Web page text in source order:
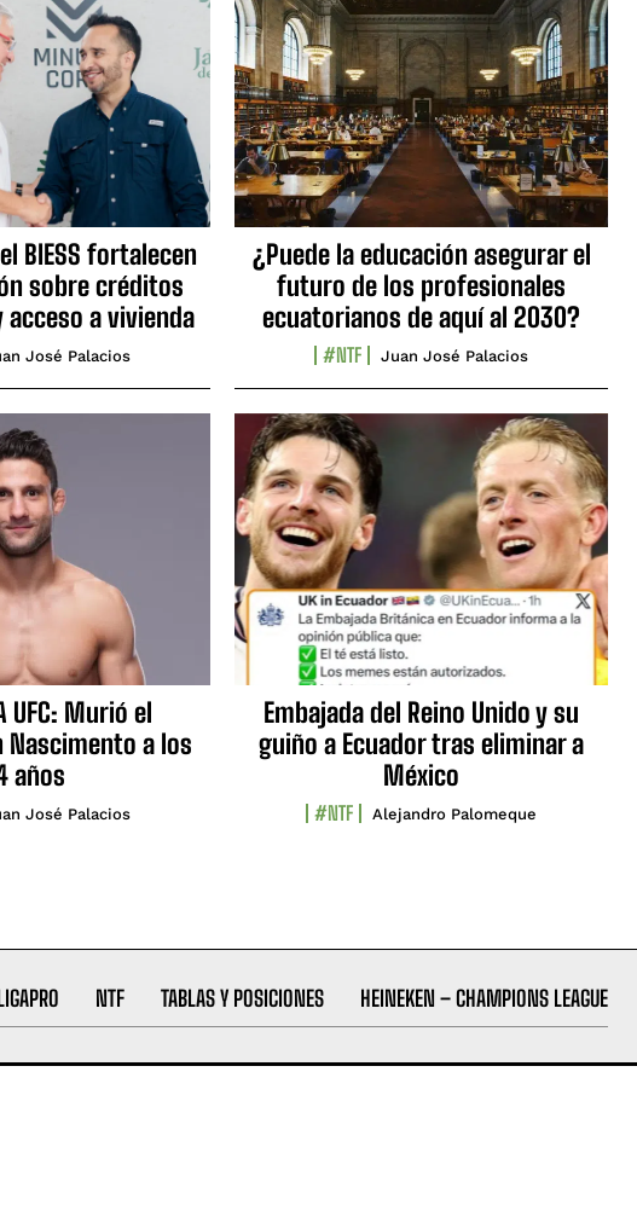
BIESS fortalecen
sobre créditos
a vivienda
José Palacios
¿Puede la educación asegurar el
futuro de los profesionales
ecuatorianos de aquí al 2030?
#NTF Juan José Palacios
UFC: Murió el
Nascimento a los
años
José Palacios
Embajada del Reino Unido y su
guiño a Ecuador tras eliminar a
México
#NTF Alejandro Palomeque
NTF TABLAS Y POSICIONES HEINEKEN – CHAMPIONS LEAGUE